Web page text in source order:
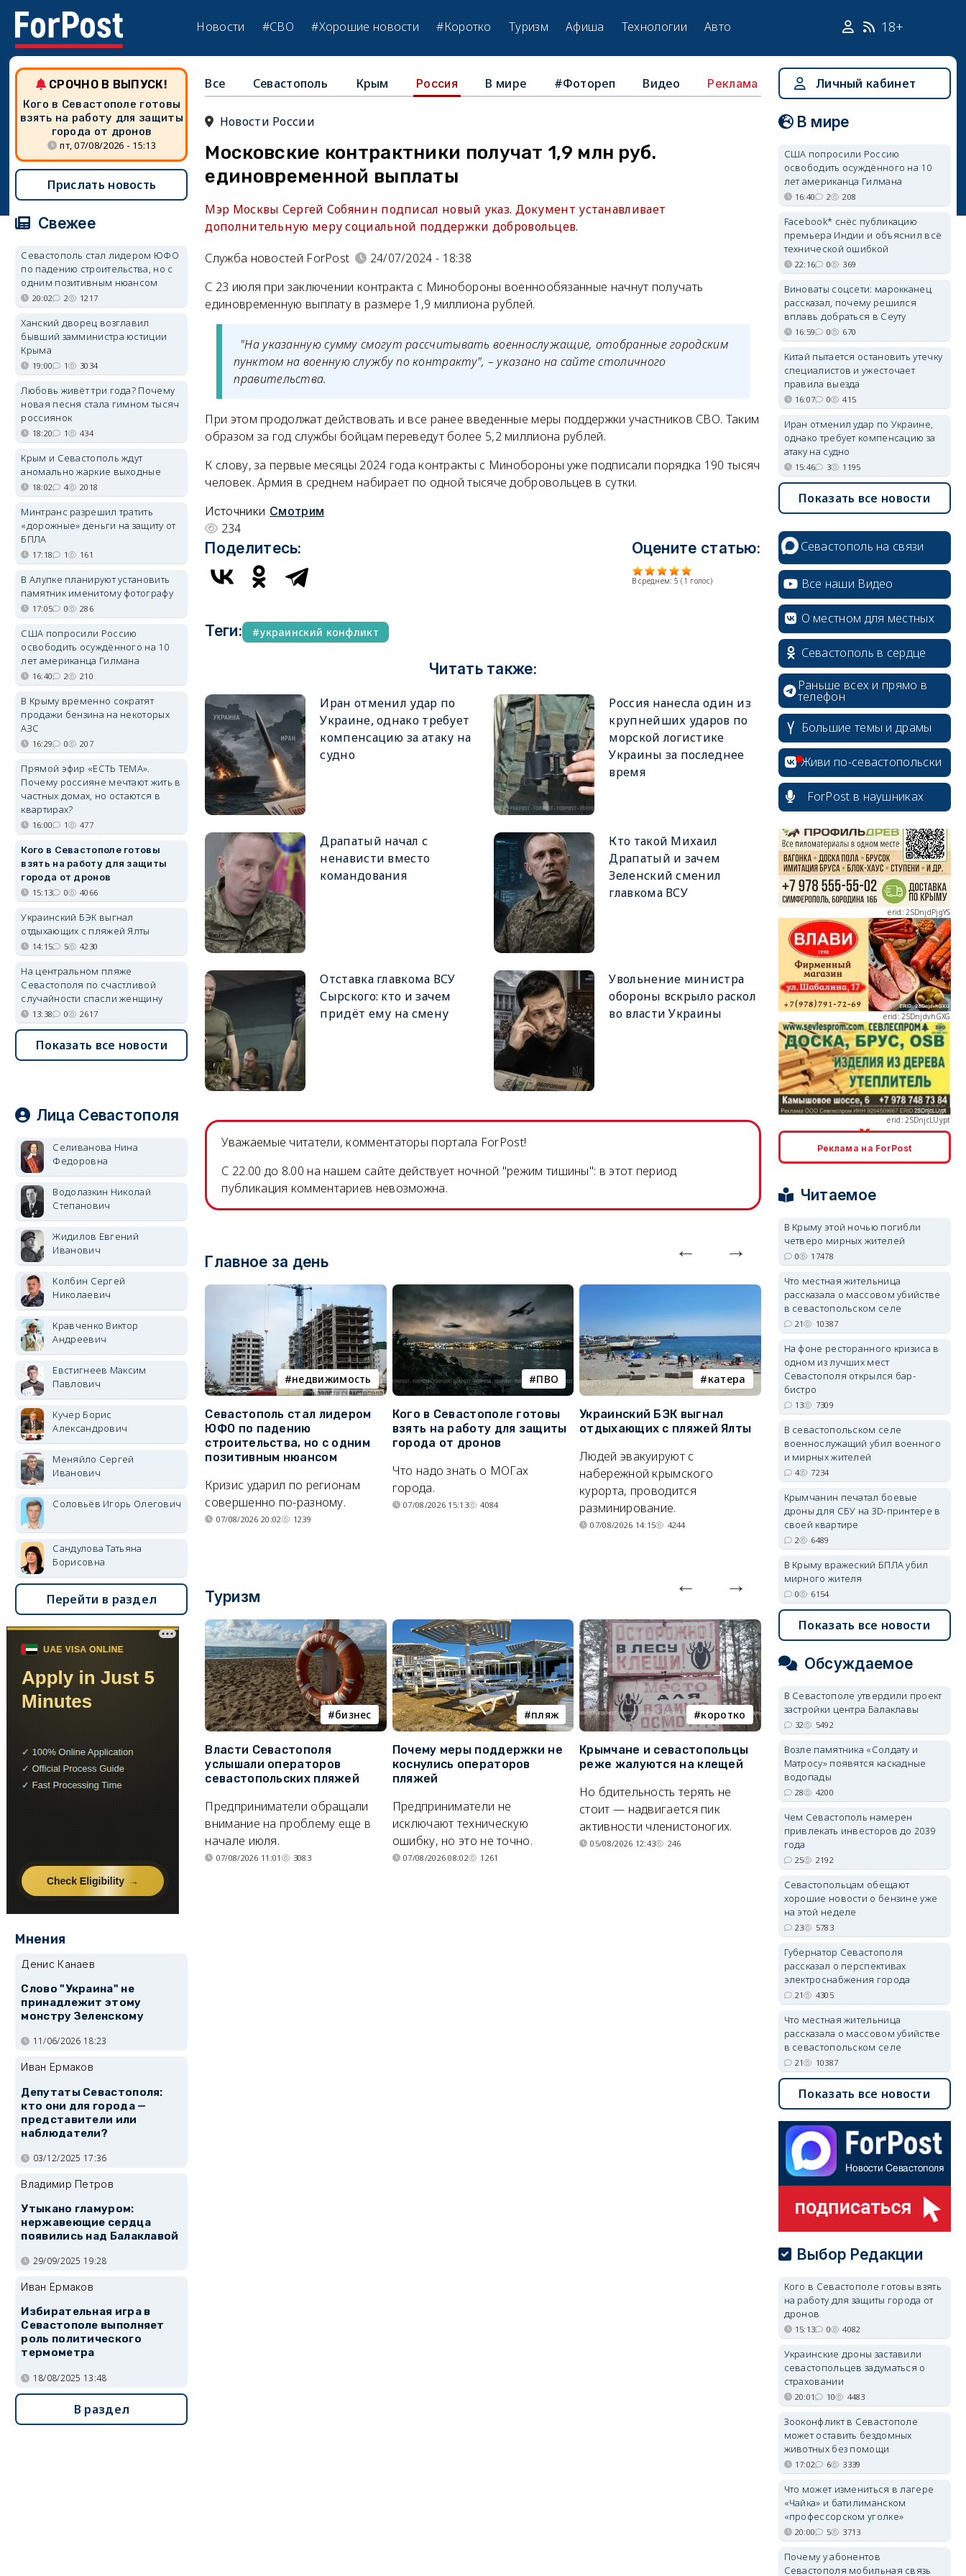
Новости #СВО #Хорошие новости #Коротко Туризм Афиша Технологии Авто 18+
Все Севастополь Крым Россия В мире #Фотореп Видео Реклама
Новости России
Московские контрактники получат 1,9 млн руб.
единовременной выплаты
Мэр Москвы Сергей Собянин подписал новый указ. Документ устанавливает
дополнительную меру социальной поддержки добровольцев.
Служба новостей ForPost
24/07/2024 - 18:38
С 23 июля при заключении контракта с Минобороны военнообязанные начнут получать
единовременную выплату в размере 1,9 миллиона рублей.
"На указанную сумму смогут рассчитывать военнослужащие, отобранные городским
пунктом на военную службу по контракту", – указано на сайте столичного
правительства.
При этом продолжат действовать и все ранее введенные меры поддержки участников СВО. Таким
образом за год службы бойцам переведут более 5,2 миллиона рублей.
К слову, за первые месяцы 2024 года контракты с Минобороны уже подписали порядка 190 тысяч
человек. Армия в среднем набирает по одной тысяче добровольцев в сутки.
Источники Смотрим
234
Поделитесь: Оцените статью:
В среднем: 5 ( 1 голос)
Теги: украинский конфликт
Читать также:
Иран отменил удар по
Украине, однако требует
компенсацию за атаку на
судно
Россия нанесла один из
крупнейших ударов по
морской логистике
Украины за последнее
время
Драпатый начал с
ненависти вместо
командования
Кто такой Михаил
Драпатый и зачем
Зеленский сменил
главкома ВСУ
Отставка главкома ВСУ
Сырского: кто и зачем
придёт ему на смену
Увольнение министра
обороны вскрыло раскол
во власти Украины
Уважаемые читатели, комментаторы портала ForPost!
C 22.00 до 8.00 на нашем сайте действует ночной "режим тишины": в этот период
публикация комментариев невозможна.
Главное за день
недвижимость
Севастополь стал лидером
ЮФО по падению
строительства, но с одним
позитивным нюансом
Кризис ударил по регионам
совершенно по-разному.
07/08/2026 20:02 1239
ПВО
Кого в Севастополе готовы
взять на работу для защиты
города от дронов
Что надо знать о МОГах
города.
07/08/2026 15:13 4084
катера
Украинский БЭК выгнал
отдыхающих с пляжей Ялты
Людей эвакуируют с
набережной крымского
курорта, проводится
разминирование.
07/08/2026 14:15 4244
электроснабжение
Губернатор Севастополя
рассказал о перспективах
электроснабжения города
Энергетики, подчеркнул он,
невозможное.
07/08/2026 10:13 4305
Туризм
бизнес
Власти Севастополя
услышали операторов
севастопольских пляжей
Предприниматели обращали
внимание на проблему еще в
начале июля.
07/08/2026 11:01 3083
пляж
Почему меры поддержки не
коснулись операторов
пляжей
Предприниматели не
исключают техническую
ошибку, но это не точно.
07/08/2026 08:02 1261
коротко
Крымчане и севастопольцы
реже жалуются на клещей
Но бдительность терять не
стоит — надвигается пик
активности членистоногих.
05/08/2026 12:43 246
Балаклава
В Севастополе утвердили
проект застройки центра
Балаклавы
Там появится туристический
квартал с отелями и
парковками.
05/08/2026 08:01
СРОЧНО В ВЫПУСК!
Кого в Севастополе готовы
взять на работу для защиты
города от дронов
пт, 07/08/2026 - 15:13
Прислать новость
Свежее
Севастополь стал лидером ЮФО
по падению строительства, но с
одним позитивным нюансом
20:02 2 1217
Ханский дворец возглавил
бывший замминистра юстиции
Крыма
19:00 1 3034
Любовь живёт три года? Почему
новая песня стала гимном тысяч
россиянок
18:20 1 434
Крым и Севастополь ждут
аномально жаркие выходные
18:02 4 2018
Минтранс разрешил тратить
«дорожные» деньги на защиту от
БПЛА
17:18 1 161
В Алупке планируют установить
памятник именитому фотографу
17:05 0 286
США попросили Россию
освободить осуждённого на 10
лет американца Гилмана
16:40 2 210
В Крыму временно сократят
продажи бензина на некоторых
АЗС
16:29 0 207
Прямой эфир «ЕСТЬ ТЕМА».
Почему россияне мечтают жить в
частных домах, но остаются в
квартирах?
16:00 1 477
Кого в Севастополе готовы
взять на работу для защиты
города от дронов
15:13 0 4066
Украинский БЭК выгнал
отдыхающих с пляжей Ялты
14:15 5 4230
На центральном пляже
Севастополя по счастливой
случайности спасли женщину
13:38 0 2617
Показать все новости
Лица Севастополя
Селиванова Нина
Федоровна
Водолазкин Николай
Степанович
Жидилов Евгений
Иванович
Колбин Сергей
Николаевич
Кравченко Виктор
Андреевич
Евстигнеев Максим
Павлович
Кучер Борис
Александрович
Меняйло Сергей
Иванович
Соловьёв Игорь Олегович
Сандулова Татьяна
Борисовна
Перейти в раздел
Мнения
Денис Канаев
Слово "Украина" не
принадлежит этому
монстру Зеленскому
11/06/2026 18:23
Иван Ермаков
Депутаты Севастополя:
кто они для города —
представители или
наблюдатели?
03/12/2025 17:36
Владимир Петров
Утыкано гламуром:
нержавеющие сердца
появились над Балаклавой
29/09/2025 19:28
Иван Ермаков
Избирательная игра в
Севастополе выполняет
роль политического
термометра
18/08/2025 13:48
В раздел
Личный кабинет
В мире
США попросили Россию
освободить осуждённого на 10
лет американца Гилмана
16:40 2 208
Facebook* снёс публикацию
премьера Индии и объяснил всё
технической ошибкой
22:16 0 369
Виноваты соцсети: марокканец
рассказал, почему решился
вплавь добраться в Сеуту
16:59 0 670
Китай пытается остановить утечку
специалистов и ужесточает
правила выезда
16:07 0 415
Иран отменил удар по Украине,
однако требует компенсацию за
атаку на судно
15:46 3 1195
Показать все новости
Севастополь на связи
Все наши Видео
О местном для местных
Севастополь в сердце
Раньше всех и прямо в
телефон
Большие темы и драмы
Живи по-севастопольски
ForPost в наушниках
erid: 2SDnjcrDNw6
erid: 2SDnjdPjgYS
erid: 2SDnjdvhGXG
erid: 2SDnjcLUypt
erid: 2SDnjdvhGXG
Реклама на ForPost
Читаемое
В Крыму этой ночью погибли
четверо мирных жителей
0 17478
Что местная жительница
рассказала о массовом убийстве
в севастопольском селе
21 10387
На фоне ресторанного кризиса в
одном из лучших мест
Севастополя открылся бар-
бистро
13 7309
В севастопольском селе
военнослужащий убил военного
и мирных жителей
4 7234
Крымчанин печатал боевые
дроны для СБУ на 3D-принтере в
своей квартире
2 6489
В Крыму вражеский БПЛА убил
мирного жителя
0 6154
Показать все новости
Обсуждаемое
В Севастополе утвердили проект
застройки центра Балаклавы
32 5492
Возле памятника «Солдату и
Матросу» появятся каскадные
водопады
28 4200
Чем Севастополь намерен
привлекать инвесторов до 2039
года
25 2192
Севастопольцам обещают
хорошие новости о бензине уже
на этой неделе
23 5783
Губернатор Севастополя
рассказал о перспективах
электроснабжения города
21 4305
Что местная жительница
рассказала о массовом убийстве
в севастопольском селе
21 10387
Показать все новости
Выбор Редакции
Кого в Севастополе готовы взять
на работу для защиты города от
дронов
15:13 0 4082
Украинские дроны заставили
севастопольцев задуматься о
страховании
20:01 10 4483
Зооконфликт в Севастополе
может оставить бездомных
животных без помощи
17:02 6 3339
Что может измениться в лагере
«Чайка» и батилиманском
«профессорском уголке»
20:00 5 3713
Почему у абонентов
Севастополя мобильная связь